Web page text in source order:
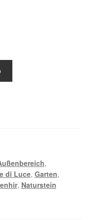
,
di Luce, Garten,
, Naturstein